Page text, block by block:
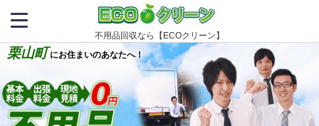
不用品回収なら【ECOクリーン】
栗山町 にお住まいのあなたへ！